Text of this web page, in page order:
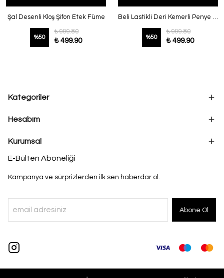
Şal Desenli Kloş Şifon Etek Füme
%50
₺ 999.80
₺ 499.90
Beli Lastikli Deri Kemerli Penye Etek Lacivert
%50
₺ 999.80
₺ 499.90
Kategoriler
Hesabım
Kurumsal
E-Bülten Aboneliği
Kampanya ve sürprizlerden ilk sen haberdar ol.
Abone Ol